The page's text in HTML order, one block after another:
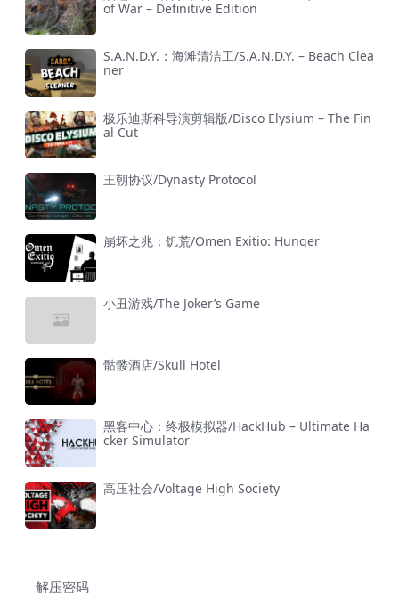
of War – Definitive Edition
S.A.N.D.Y.：海滩清洁工/S.A.N.D.Y. – Beach Clea
ner
极乐迪斯科导演剪辑版/Disco Elysium – The Fin
al Cut
王朝协议/Dynasty Protocol
崩坏之兆：饥荒/Omen Exitio: Hunger
小丑游戏/The Joker’s Game
骷髅酒店/Skull Hotel
黑客中心：终极模拟器/HackHub – Ultimate Ha
cker Simulator
高压社会/Voltage High Society
解压密码